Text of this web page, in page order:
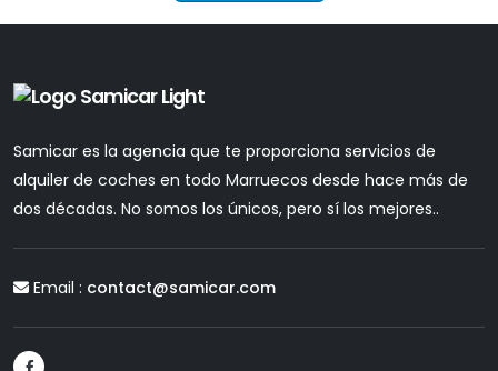
Samicar es la agencia que te proporciona servicios de
alquiler de coches en todo Marruecos desde hace más de
dos décadas. No somos los únicos, pero sí los mejores..
Email : contact@samicar.com